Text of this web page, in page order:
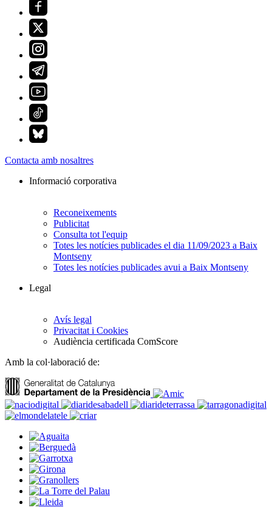
Contacta amb nosaltres
Informació corporativa
Reconeixements
Publicitat
Consulta tot l'equip
Totes les notícies publicades el dia 11/09/2023 a Baix
Montseny
Totes les notícies publicades avui a Baix Montseny
Legal
Avís legal
Privacitat i Cookies
Audiència certificada ComScore
Amb la col·laboració de: